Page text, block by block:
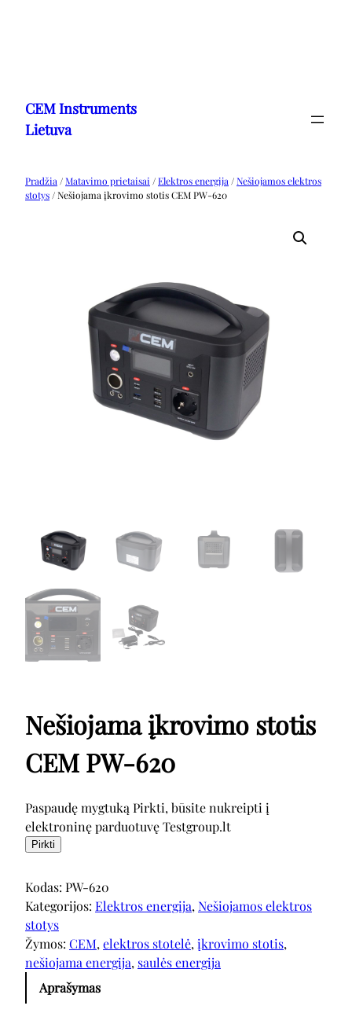
turinio
CEM Instruments
Lietuva
Pradžia /Matavimo prietaisai /Elektros energija /Nešiojamos elektros
stotys / Nešiojama įkrovimo stotis CEM PW-620
Nešiojama įkrovimo stotis
CEM PW-620
Paspaudę mygtuką Pirkti, būsite nukreipti į
elektroninę parduotuvę Testgroup.lt
Pirkti
Kodas: PW-620
Kategorijos: Elektros energija, Nešiojamos elektros
stotys
Žymos: CEM, elektros stotelė, įkrovimo stotis
nešiojama energija, saulės energija
Aprašymas